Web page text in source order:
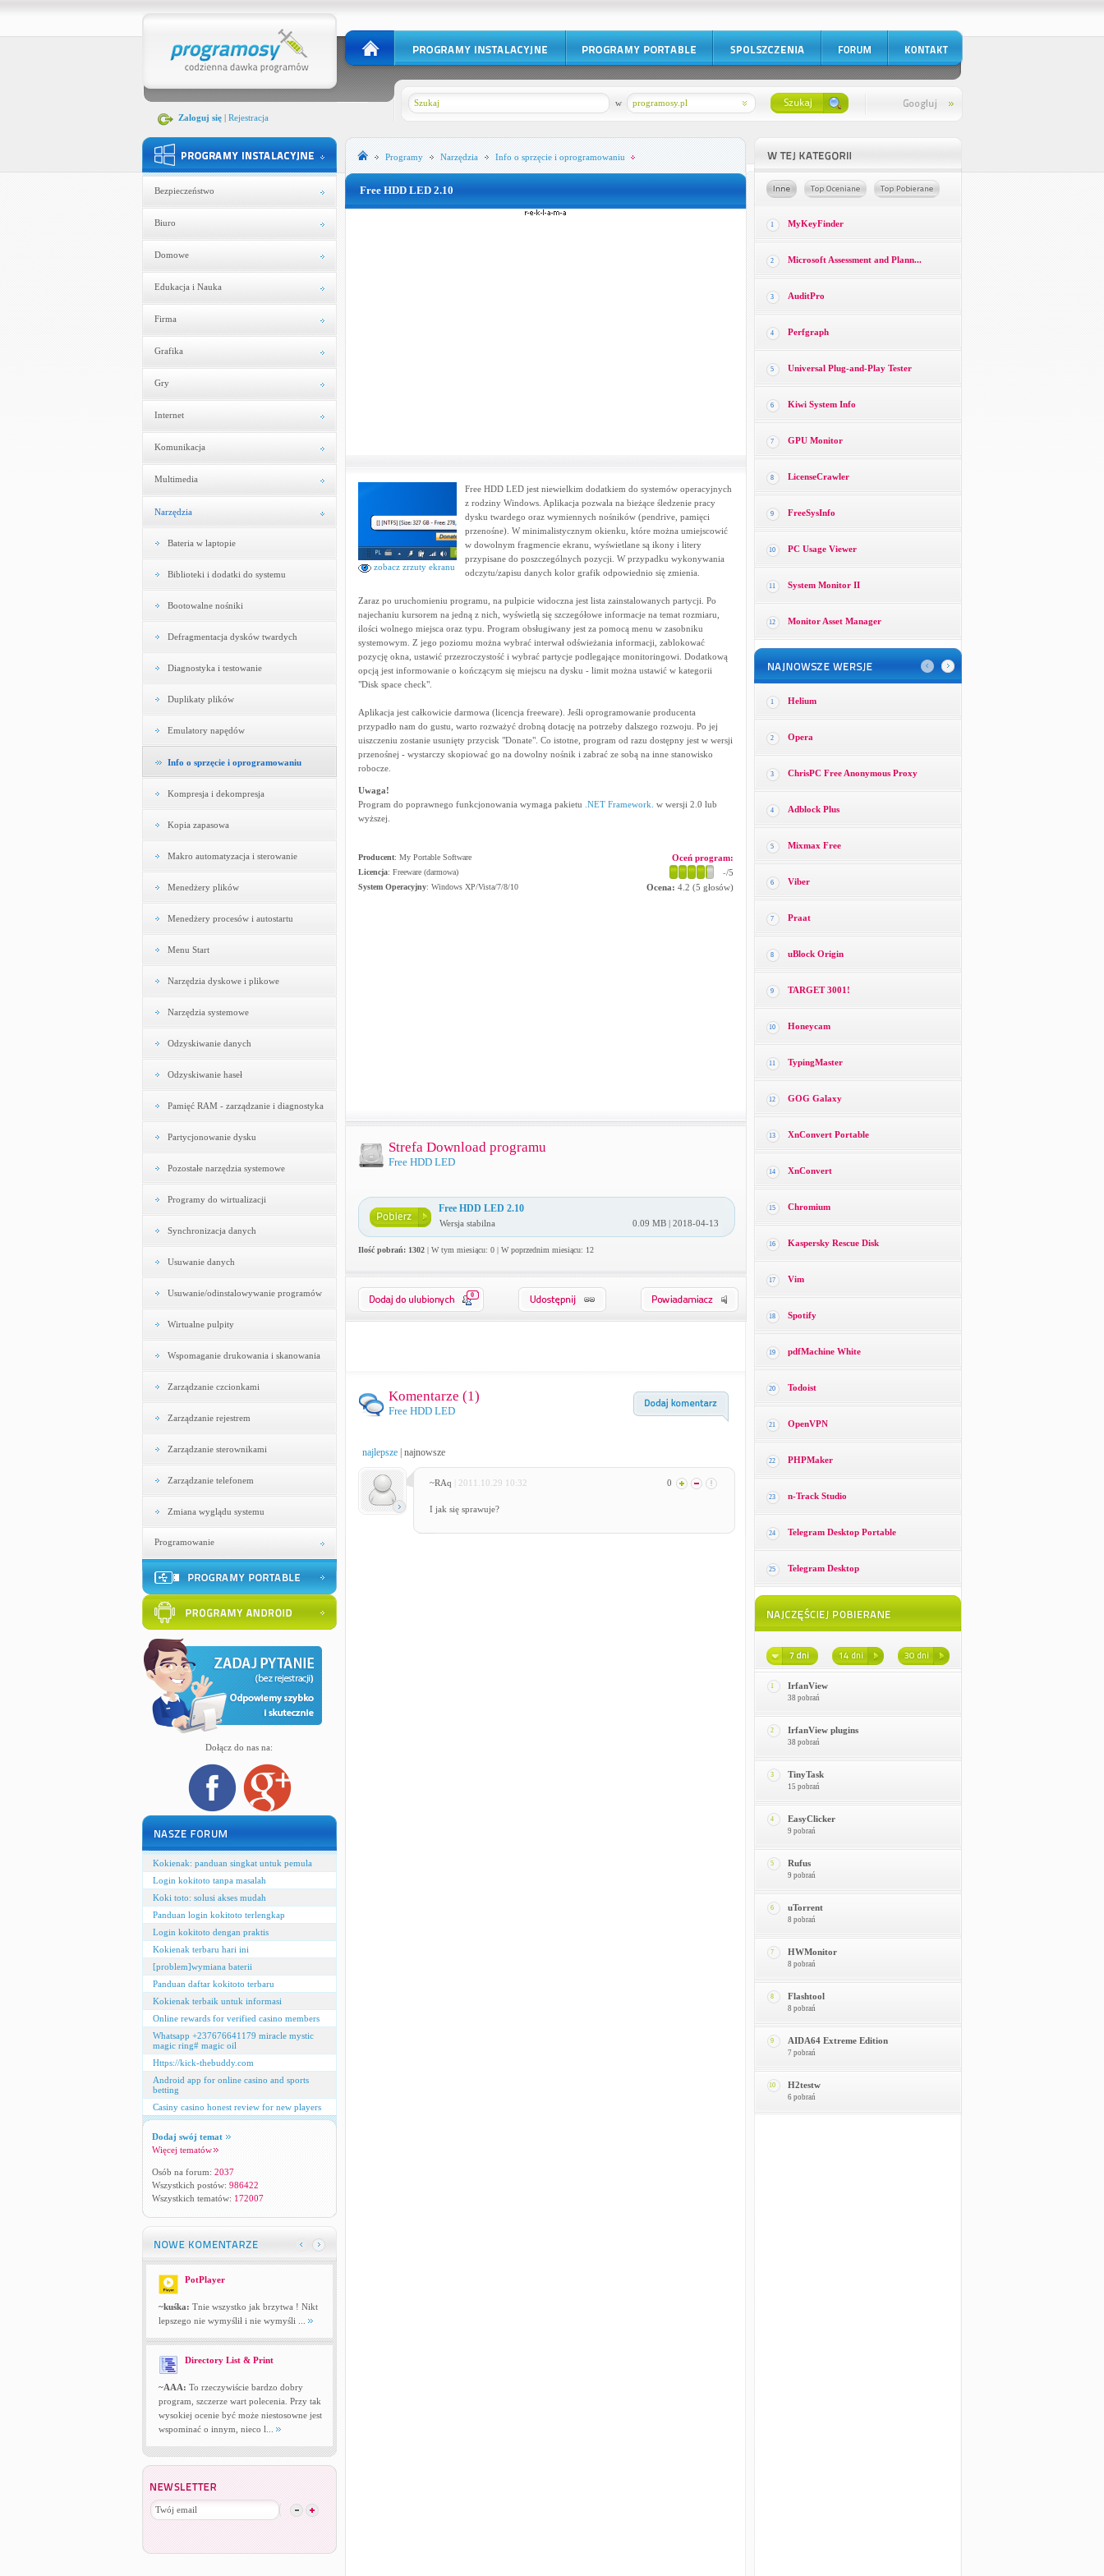
Zaloguj się| Rejestracja
programosy.pl
w
Bezpieczeństwo
Biuro
Domowe
Edukacja i Nauka
Firma
Grafika
Gry
Internet
Komunikacja
Multimedia
Narzędzia
Bateria w laptopie
Biblioteki i dodatki do systemu
Bootowalne nośniki
Defragmentacja dysków twardych
Diagnostyka i testowanie
Duplikaty plików
Emulatory napędów
Info o sprzęcie i oprogramowaniu
Kompresja i dekompresja
Kopia zapasowa
Makro automatyzacja i sterowanie
Menedżery plików
Menedżery procesów i autostartu
Menu Start
Narzędzia dyskowe i plikowe
Narzędzia systemowe
Odzyskiwanie danych
Odzyskiwanie haseł
Pamięć RAM - zarządzanie i diagnostyka
Partycjonowanie dysku
Pozostałe narzędzia systemowe
Programy do wirtualizacji
Synchronizacja danych
Usuwanie danych
Usuwanie/odinstalowywanie programów
Wirtualne pulpity
Wspomaganie drukowania i skanowania
Zarządzanie czcionkami
Zarządzanie rejestrem
Zarządzanie sterownikami
Zarządzanie telefonem
Zmiana wyglądu systemu
Programowanie
Dołącz do nas na:
Kokienak: panduan singkat untuk pemula
Login kokitoto tanpa masalah
Koki toto: solusi akses mudah
Panduan login kokitoto terlengkap
Login kokitoto dengan praktis
Kokienak terbaru hari ini
[problem]wymiana baterii
Panduan daftar kokitoto terbaru
Kokienak terbaik untuk informasi
Online rewards for verified casino members
Whatsapp +237676641179 miracle mystic
magic ring# magic oil
Https://kick-thebuddy.com
Android app for online casino and sports
betting
Casiny casino honest review for new players
Dodaj swój temat
Więcej tematów
Osób na forum: 2037
Wszystkich postów: 986422
Wszystkich tematów: 172007
PotPlayer
~kuśka: Tnie wszystko jak brzytwa ! Nikt
lepszego nie wymyślił i nie wymyśli ...
Directory List & Print
~AAA: To rzeczywiście bardzo dobry
program, szczerze wart polecenia. Przy tak
wysokiej ocenie być może niestosowne jest
wspominać o innym, nieco l...
Programy Narzędzia Info o sprzęcie i oprogramowaniu
Free HDD LED 2.10
zobacz zrzuty ekranu
Free HDD LED jest niewielkim dodatkiem do systemów operacyjnych
z rodziny Windows. Aplikacja pozwala na bieżące śledzenie pracy
dysku twardego oraz wymiennych nośników (pendrive, pamięci
przenośne). W minimalistycznym okienku, które można umiejscowić
w dowolnym fragmencie ekranu, wyświetlane są ikony i litery
przypisane do poszczególnych pozycji. W przypadku wykonywania
odczytu/zapisu danych kolor grafik odpowiednio się zmienia.
Zaraz po uruchomieniu programu, na pulpicie widoczna jest lista zainstalowanych partycji. Po
najechaniu kursorem na jedną z nich, wyświetlą się szczegółowe informacje na temat rozmiaru,
ilości wolnego miejsca oraz typu. Program obsługiwany jest za pomocą menu w zasobniku
systemowym. Z jego poziomu można wybrać interwał odświeżania informacji, zablokować
pozycję okna, ustawić przezroczystość i wybrać partycje podlegające monitoringowi. Dodatkową
opcją jest informowanie o kończącym się miejscu na dysku - limit można ustawić w kategorii
"Disk space check".
Aplikacja jest całkowicie darmowa (licencja freeware). Jeśli oprogramowanie producenta
przypadło nam do gustu, warto rozważyć drobną dotację na potrzeby dalszego rozwoju. Po jej
uiszczeniu zostanie usunięty przycisk "Donate". Co istotne, program od razu dostępny jest w wersji
przenośnej - wystarczy skopiować go na dowolny nośnik i zabrać ze sobą na inne stanowisko
robocze.
Uwaga!
Program do poprawnego funkcjonowania wymaga pakietu .NET Framework. w wersji 2.0 lub
wyższej.
Producent: My Portable Software
Licencja: Freeware (darmowa)
System Operacyjny: Windows XP/Vista/7/8/10
Oceń program:
-/5
Ocena: 4.2 (5 głosów)
Strefa Download programu
Free HDD LED
Free HDD LED 2.10
Wersja stabilna 0.09 MB | 2018-04-13
Ilość pobrań: 1302| W tym miesiącu: 0 | W poprzednim miesiącu: 12
0
Komentarze (1)
Free HDD LED
najlepsze| najnowsze
~RAq | 2011.10.29 10:32 0
I jak się sprawuje?
1 MyKeyFinder
2 Microsoft Assessment and Plann...
3 AuditPro
4 Perfgraph
5 Universal Plug-and-Play Tester
6 Kiwi System Info
7 GPU Monitor
8 LicenseCrawler
9 FreeSysInfo
10 PC Usage Viewer
11 System Monitor II
12 Monitor Asset Manager
1 Helium
2 Opera
3 ChrisPC Free Anonymous Proxy
4 Adblock Plus
5 Mixmax Free
6 Viber
7 Praat
8 uBlock Origin
9 TARGET 3001!
10 Honeycam
11 TypingMaster
12 GOG Galaxy
13 XnConvert Portable
14 XnConvert
15 Chromium
16 Kaspersky Rescue Disk
17 Vim
18 Spotify
19 pdfMachine White
20 Todoist
21 OpenVPN
22 PHPMaker
23 n-Track Studio
24 Telegram Desktop Portable
25 Telegram Desktop
1 IrfanView
38 pobrań
2 IrfanView plugins
38 pobrań
3 TinyTask
15 pobrań
4 EasyClicker
9 pobrań
5 Rufus
9 pobrań
6 uTorrent
8 pobrań
7 HWMonitor
8 pobrań
8 Flashtool
8 pobrań
9 AIDA64 Extreme Edition
7 pobrań
10 H2testw
6 pobrań